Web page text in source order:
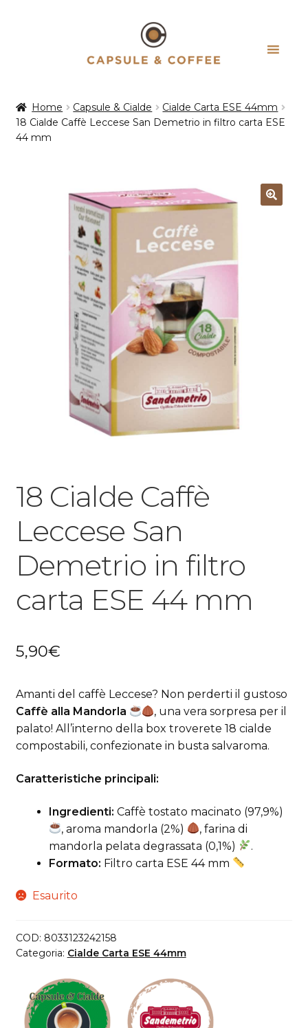
Home Capsule & Cialde
Cialde Carta ESE 44mm
18 Cialde Caffè Leccese San Demetrio in filtro carta ESE
44 mm
18 Cialde Caffè
Leccese San
Demetrio in filtro
carta ESE 44 mm
5,90€
Amanti del caffè Leccese? Non perderti il gustoso
Caffè alla Mandorla
, una vera sorpresa per il
palato! All’interno della box troverete 18 cialde
compostabili, confezionate in busta salvaroma.
Caratteristiche principali:
Ingredienti: Caffè tostato macinato (97,9%)
, aroma mandorla (2%)
, farina di
mandorla pelata degrassata (0,1%)
.
Formato: Filtro carta ESE 44 mm
Esaurito
COD: 8033123242158
Categoria: Cialde Carta ESE 44mm